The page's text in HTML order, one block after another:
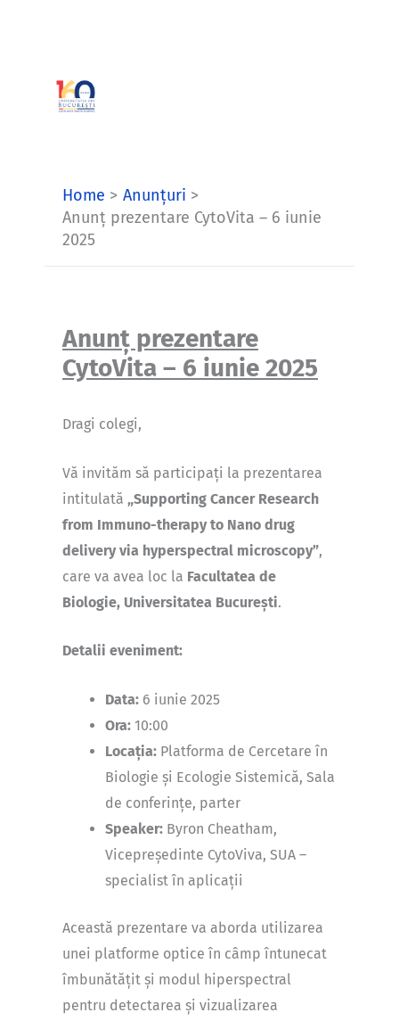
Home
Anunțuri
Anunț prezentare CytoVita – 6 iunie
2025
Anunț prezentare
CytoVita – 6 iunie 2025
Dragi colegi,
Vă invităm să participați la prezentarea
intitulată „Supporting Cancer Research
from Immuno-therapy to Nano drug
delivery via hyperspectral microscopy”,
care va avea loc la Facultatea de
Biologie, Universitatea București.
Detalii eveniment:
Data: 6 iunie 2025
Ora: 10:00
Locația: Platforma de Cercetare în
Biologie și Ecologie Sistemică, Sala
de conferințe, parter
Speaker: Byron Cheatham,
Vicepreședinte CytoViva, SUA –
specialist în aplicații
Această prezentare va aborda utilizarea
unei platforme optice în câmp întunecat
îmbunătățit și modul hiperspectral
pentru detectarea și vizualizarea